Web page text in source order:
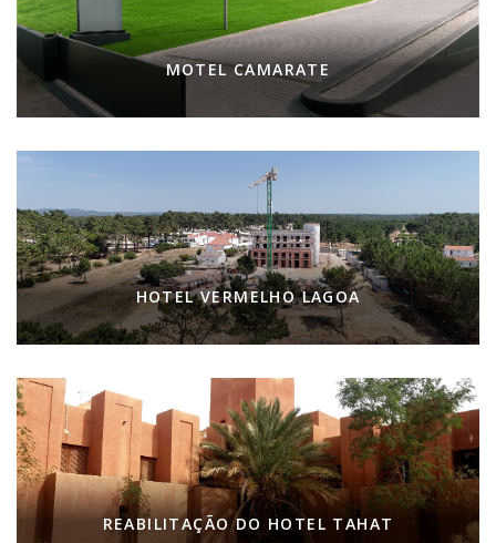
MOTEL CAMARATE
HOTEL VERMELHO LAGOA
REABILITAÇÃO DO HOTEL TAHAT